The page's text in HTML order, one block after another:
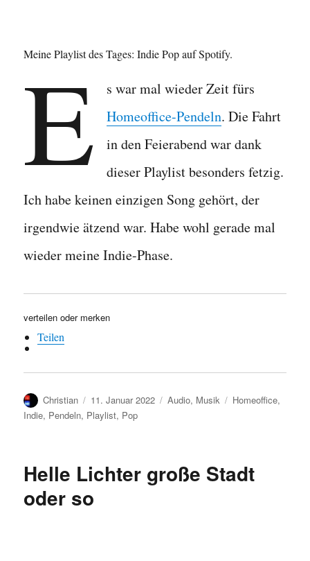
Meine Playlist des Tages: Indie Pop auf Spotify.
E
s war mal wieder Zeit fürs
Homeoffice-Pendeln. Die Fahrt
in den Feierabend war dank
dieser Playlist besonders fetzig.
Ich habe keinen einzigen Song gehört, der
irgendwie ätzend war. Habe wohl gerade mal
wieder meine Indie-Phase.
verteilen oder merken
Teilen
Autor
Christian
Veröffentlicht
am
11. Januar 2022 Kategorien
Audio, Musik Schlagwörter
Homeoffice,
Indie, Pendeln, Playlist, Pop
Helle Lichter große Stadt
oder so